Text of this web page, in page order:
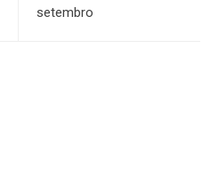
setembro